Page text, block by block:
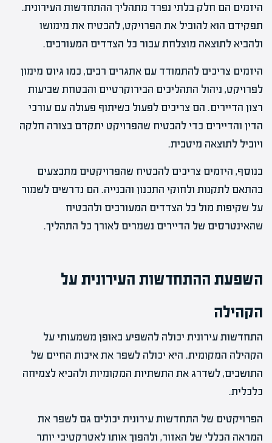
היזמים הם חלק בלתי נפרד מתהליך ההתחדשות העירונית.
תפקידם הוא להוביל את הפרויקט, להבטיח את מימושו
ולהביא לתוצאה מוצלחת עבור כל הצדדים המעורבים.
היזמים צריכים להתמודד עם אתגרים רבים, כמו גיוס מימון
לפרויקט, ניהול התהליכים הבירוקרטיים והבטחת שביעות
רצון הדיירים. הם צריכים לפעול בשיתוף פעולה עם עורכי
הדין והדיירים כדי להבטיח שהפרויקט יתקדם בצורה חלקה
ויוביל לתוצאה מיטבית.
בנוסף, היזמים צריכים להבטיח שהפרויקטים מתבצעים
בהתאם לתקנות ולחוקי התכנון והבנייה. הם נדרשים לשמור
על שקיפות מול כל הצדדים המעורבים ולהבטיח
שהאינטרסים של הדיירים נשמרים לאורך כל התהליך.
השפעת ההתחדשות העירונית על
הקהילה
התחדשות עירונית יכולה להשפיע באופן משמעותי על
הקהילה המקומית. היא יכולה לשפר את איכות החיים של
התושבים, לשדרג את התשתיות המקומיות ולהביא לצמיחה
כלכלית.
הפרויקטים של התחדשות עירונית יכולים גם לשפר את
המראה הכללי של האזור, ולהפוך אותו לאטרקטיבי יותר